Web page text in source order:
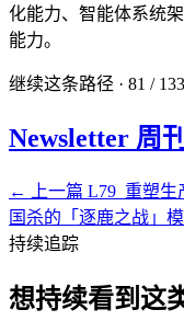
化能力、智能体系统
能力。
继续这条路径 · 81 / 133
Newsletter 周刊
← 上一篇 L79_重塑生
国杀的「逐鹿之战」
持续追踪
想持续看到这